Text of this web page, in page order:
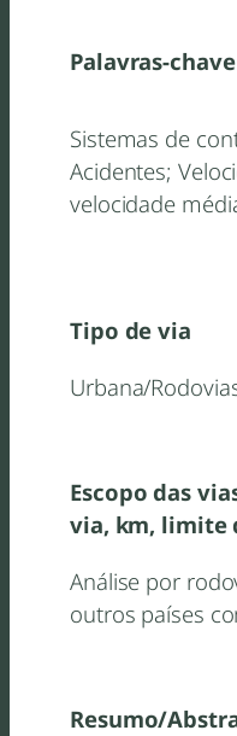
Palavras-chave
Sistemas de
Acidentes;
velocidade
Tipo de via
Urbana/
Escopo das
via, km, limite
Análise por
outros países
Resumo/